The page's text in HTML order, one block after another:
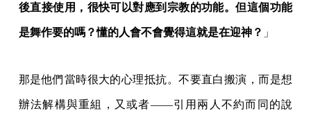
後直接使用，很快可以對應到宗教的功能。但這個功能
是舞作要的嗎？懂的人會不會覺得這就是在迎神？ 」
那是他們當時很大的心理抵抗。不要直白搬演，而是想
辦法解構與重組，又或者——引用兩人不約而同的說